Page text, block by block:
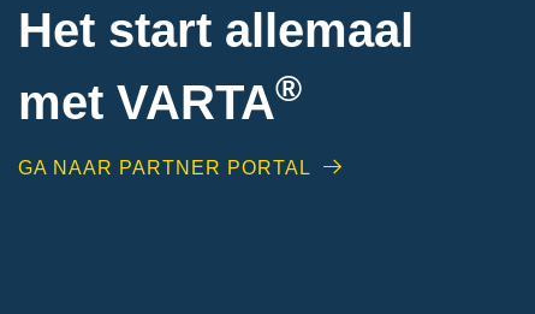
Het start allemaal
met VARTA®
GA NAAR PARTNER PORTAL